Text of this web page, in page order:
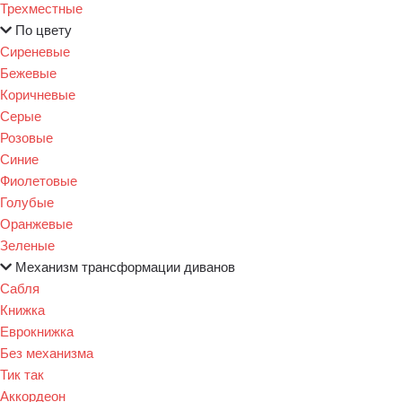
Трехместные
По цвету
Сиреневые
Бежевые
Коричневые
Серые
Розовые
Синие
Фиолетовые
Голубые
Оранжевые
Зеленые
Механизм трансформации диванов
Сабля
Книжка
Еврокнижка
Без механизма
Тик так
Аккордеон